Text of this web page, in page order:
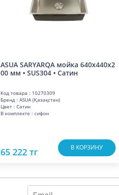
ASUA SARYARQA мойка 640x440x2
00 мм • SUS304 • Сатин
Код товара : 10270309
Бренд : ASUA (Қазақстан)
Цвет : Сатин
В комплекте : сифон
65 222 тг В КОРЗИНУ